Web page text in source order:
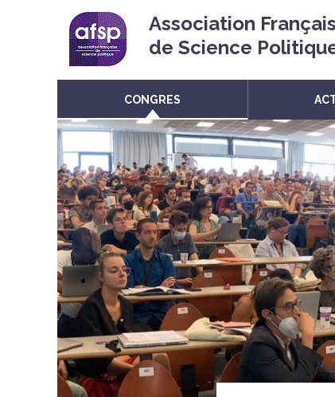
Association
de Science
CONGRES